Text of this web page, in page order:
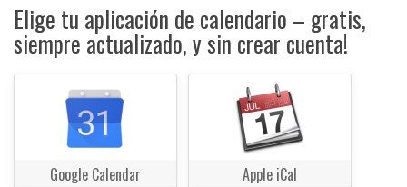
Elige tu aplicación de calendario – gratis,
siempre actualizado, y sin crear cuenta!
Google Calendar Apple iCal